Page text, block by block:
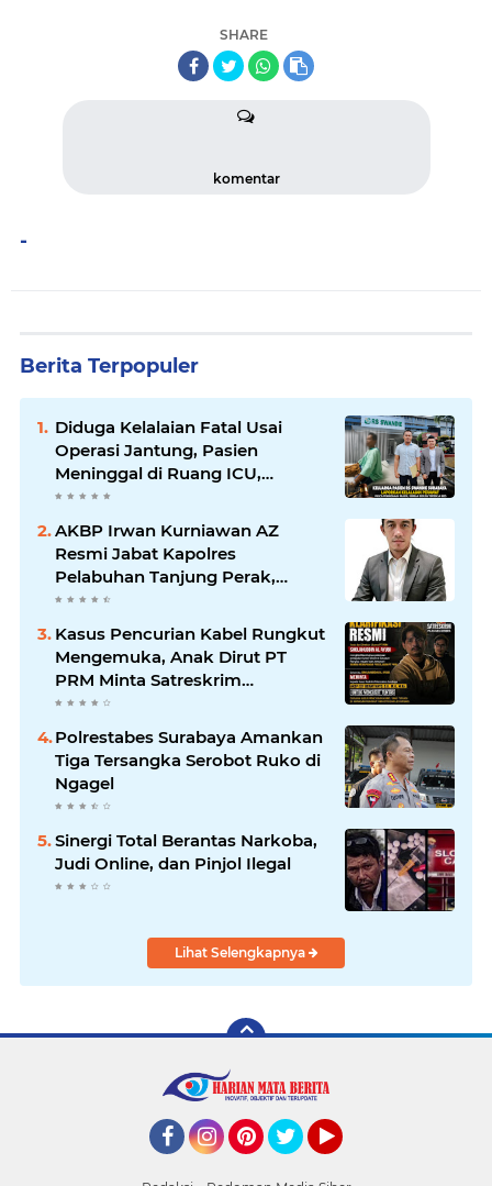
SHARE
komentar
-
Berita Terpopuler
Diduga Kelalaian Fatal Usai
Operasi Jantung, Pasien
Meninggal di Ruang ICU,
Keluarga Tuntut RSUD dr.
Soewandhie Bertanggung
Jawab
AKBP Irwan Kurniawan AZ
Resmi Jabat Kapolres
Pelabuhan Tanjung Perak,
Pimpinan Redaksi
HarianMataBerita.com
Sampaikan Ucapan Selamat
Kasus Pencurian Kabel Rungkut
Mengemuka, Anak Dirut PT
PRM Minta Satreskrim
Polrestabes Surabaya Usut
Hingga Tuntas
Polrestabes Surabaya Amankan
Tiga Tersangka Serobot Ruko di
Ngagel
Sinergi Total Berantas Narkoba,
Judi Online, dan Pinjol Ilegal
Lihat Selengkapnya